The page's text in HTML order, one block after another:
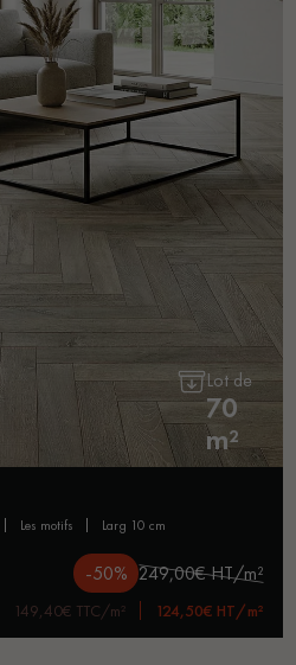
Lot de
70
m²
les motifs larg 10 cm
-50% 249,00€ HT/m²
149,40€ TTC/m² 124,50€ HT/m²